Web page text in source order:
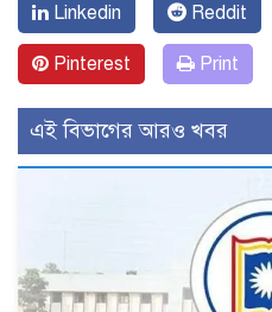
Linkedin Reddit
Pinterest Print
এই বিভাগের আরও খবর